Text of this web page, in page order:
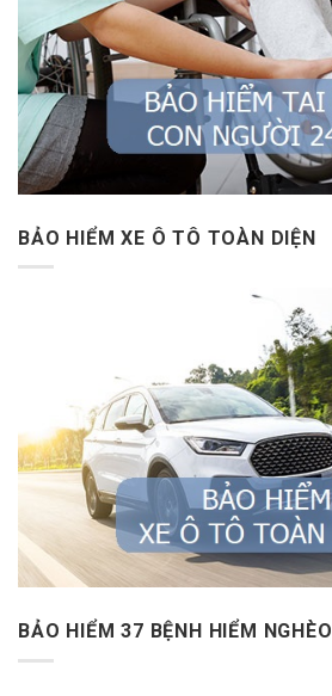
BẢO HIỂM XE Ô TÔ TOÀN DIỆN
BẢO HIỂM 37 BỆNH HIỂM NGHÈO